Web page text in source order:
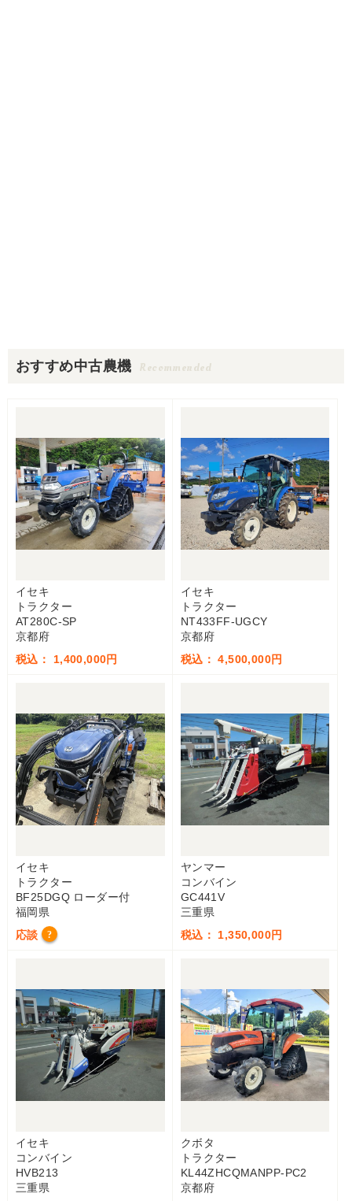
おすすめ中古農機 Recommended
イセキ
トラクター
AT280C-SP
京都府
税込： 1,400,000円
イセキ
トラクター
NT433FF-UGCY
京都府
税込： 4,500,000円
イセキ
トラクター
BF25DGQ ローダー付
福岡県
応談
?
ヤンマー
コンバイン
GC441V
三重県
税込： 1,350,000円
イセキ
コンバイン
HVB213
三重県
クボタ
トラクター
KL44ZHCQMANPP-PC2
京都府